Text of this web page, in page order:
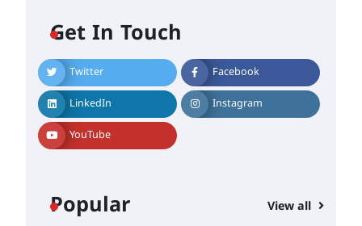
Get In Touch
Twitter Facebook
LinkedIn Instagram
YouTube
Popular View all